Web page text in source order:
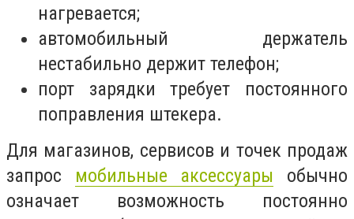
нагревается;
автомобильный держатель
нестабильно держит телефон;
порт зарядки требует постоянного
поправления штекера.
Для магазинов, сервисов и точек продаж
запрос мобильные аксессуары обычно
означает возможность постоянно